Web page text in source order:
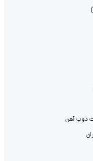
ذوب آهن